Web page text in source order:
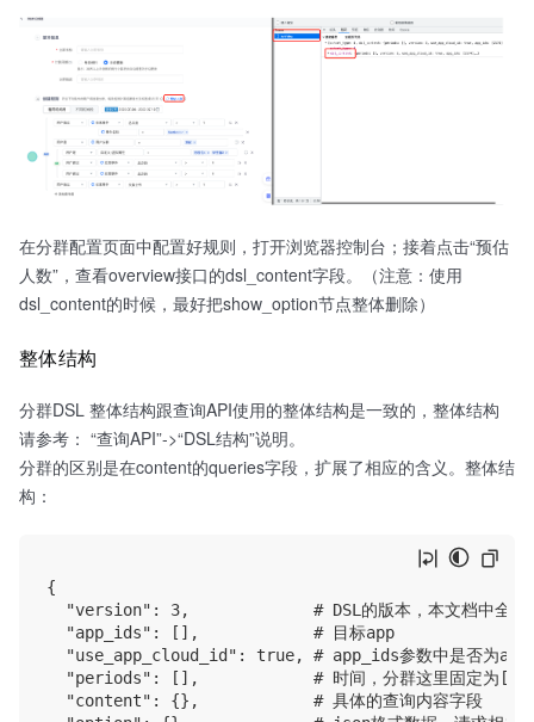
在分群配置页面中配置好规则，打开浏览器控制台；接着点击“预估
人数”，查看overview接口的dsl_content字段。（注意：使用
dsl_content的时候，最好把show_option节点整体删除）
整体结构
分群DSL 整体结构跟查询API使用的整体结构是一致的，整体结构
请参考： “查询API”->“DSL结构”说明。
分群的区别是在content的queries字段，扩展了相应的含义。整体结
构：
{
"version": 3,             # DSL的版本，本文档中全部
  "app_ids": [],            # 目标app
"use_app_cloud_id": true, # app_ids参数中是否为
  "periods": [],            # 时间，分群这里固定为[]
  "content": {},            # 具体的查询内容字段